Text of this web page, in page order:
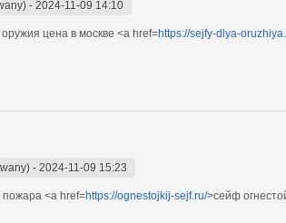
- 2024-11-09 14:10
цена в москве <a href=https://sejfy-dlya-
- 2024-11-09 15:23
<a href=https://ognestojkij-sejf.ru/>сейф